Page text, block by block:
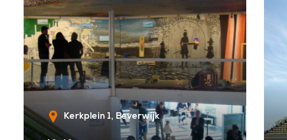
Kerkplein 1 Beverwijk